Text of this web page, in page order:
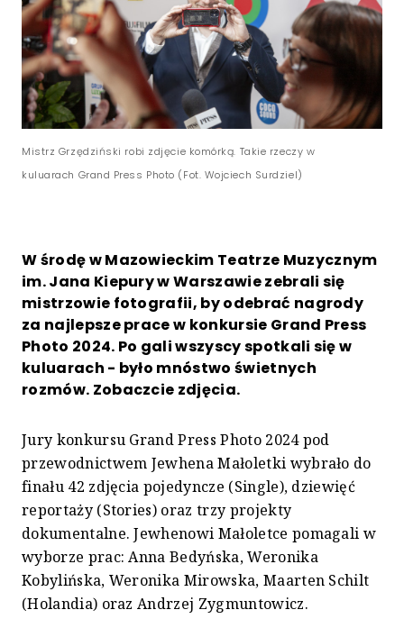
Mistrz Grzędziński robi zdjęcie komórką. Takie rzeczy w
kuluarach Grand Press Photo (Fot. Wojciech Surdziel)
W środę w Mazowieckim Teatrze Muzycznym
im. Jana Kiepury w Warszawie zebrali się
mistrzowie fotografii, by odebrać nagrody
za najlepsze prace w konkursie Grand Press
Photo 2024. Po gali wszyscy spotkali się w
kuluarach - było mnóstwo świetnych
rozmów. Zobaczcie zdjęcia.
Jury konkursu Grand Press Photo 2024 pod
przewodnictwem Jewhena Małoletki wybrało do
finału 42 zdjęcia pojedyncze (Single), dziewięć
reportaży (Stories) oraz trzy projekty
dokumentalne. Jewhenowi Małoletce pomagali w
wyborze prac: Anna Bedyńska, Weronika
Kobylińska, Weronika Mirowska, Maarten Schilt
(Holandia) oraz Andrzej Zygmuntowicz.